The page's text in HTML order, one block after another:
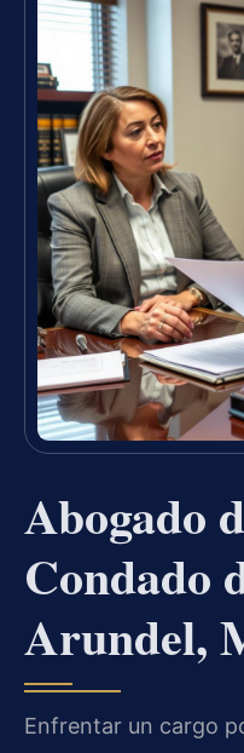
Abogado
Condado
Arundel,
Enfrentar un cargo